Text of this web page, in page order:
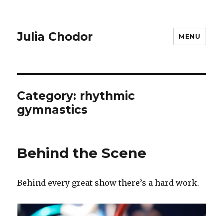
Julia Chodor MENU
Category: rhythmic
gymnastics
Behind the Scene
Behind every great show there’s a hard work.